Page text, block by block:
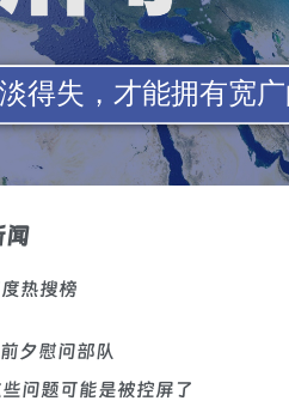
闻
热搜榜
夕慰问部队
问题可能是被控屏了